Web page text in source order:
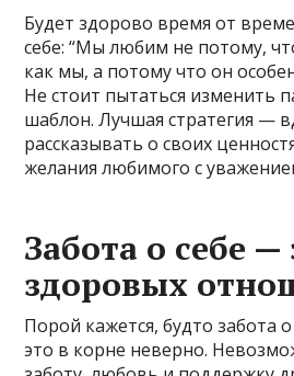
Будет здорово время от
себе: “Мы любим не потому,
как мы, а потому что он
Не стоит пытаться изменить
шаблон. Лучшая стратегия —
рассказывать о своих
желания любимого с
Забота о себе —
здоровых
Порой кажется, будто забота
это в корне неверно.